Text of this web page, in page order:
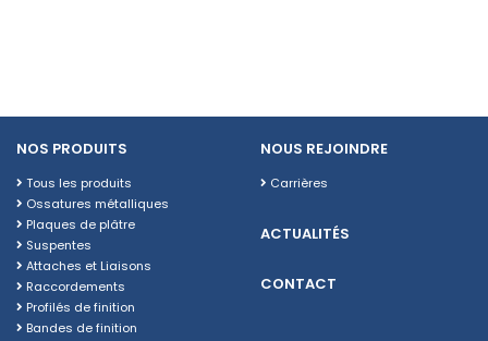
NOS PRODUITS
Tous les produits
Ossatures métalliques
Plaques de plâtre
Suspentes
Attaches et Liaisons
Raccordements
Profilés de finition
Bandes de finition
NOUS REJOINDRE
Carrières
ACTUALITÉS
CONTACT